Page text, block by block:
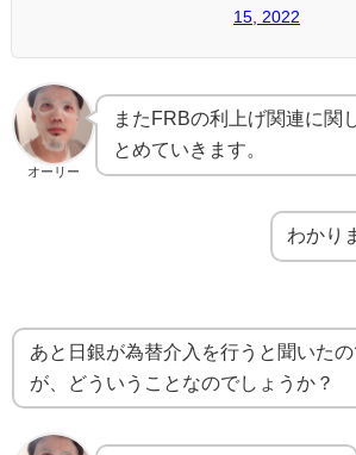
15, 2022
オーリー
またFRBの利上げ関連に関
とめていきます。
わかり
あと日銀が為替介入を行うと聞いた
が、どういうことなのでしょうか？